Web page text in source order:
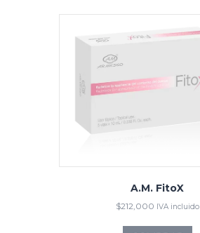
A.M. FitoX
$212,000 IVA incluido